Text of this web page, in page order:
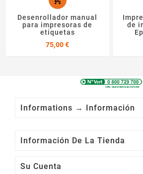
Desenrollador manual
para impresoras de
etiquetas
75,00 €Precio
de
Informations → Información
Información De La Tienda
Su Cuenta